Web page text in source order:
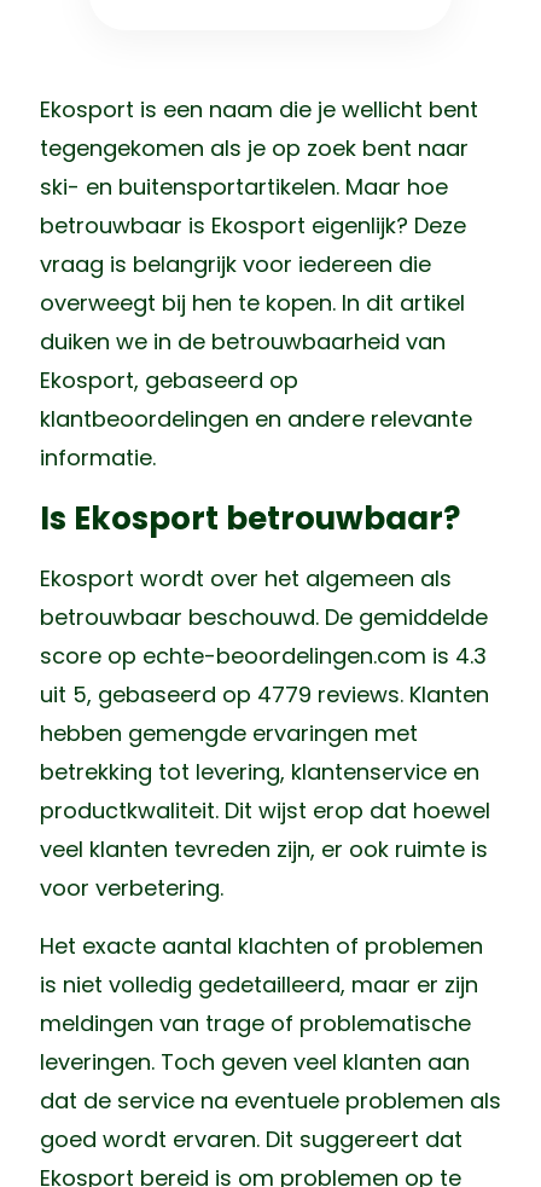
Ekosport is een naam die je wellicht bent
tegengekomen als je op zoek bent naar
ski- en buitensportartikelen. Maar hoe
betrouwbaar is Ekosport eigenlijk? Deze
vraag is belangrijk voor iedereen die
overweegt bij hen te kopen. In dit artikel
duiken we in de betrouwbaarheid van
Ekosport, gebaseerd op
klantbeoordelingen en andere relevante
informatie.
Is Ekosport betrouwbaar?
Ekosport wordt over het algemeen als
betrouwbaar beschouwd. De gemiddelde
score op echte-beoordelingen.com is 4.3
uit 5, gebaseerd op 4779 reviews. Klanten
hebben gemengde ervaringen met
betrekking tot levering, klantenservice en
productkwaliteit. Dit wijst erop dat hoewel
veel klanten tevreden zijn, er ook ruimte is
voor verbetering.
Het exacte aantal klachten of problemen
is niet volledig gedetailleerd, maar er zijn
meldingen van trage of problematische
leveringen. Toch geven veel klanten aan
dat de service na eventuele problemen als
goed wordt ervaren. Dit suggereert dat
Ekosport bereid is om problemen op te